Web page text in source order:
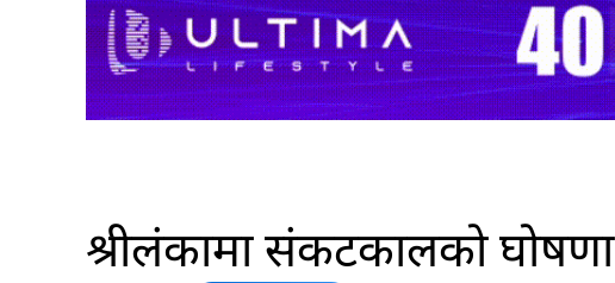
श्रीलंकामा संकटकालको घोषणा